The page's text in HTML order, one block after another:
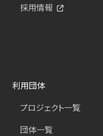
採用情報
利用団体
プロジェクト一覧
団体一覧